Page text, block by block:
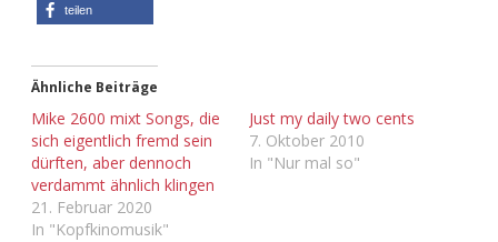
teilen
Ähnliche Beiträge
Mike 2600 mixt Songs, die
sich eigentlich fremd sein
dürften, aber dennoch
verdammt ähnlich klingen
21. Februar 2020
In "Kopfkinomusik"
Just my daily two cents
7. Oktober 2010
In "Nur mal so"